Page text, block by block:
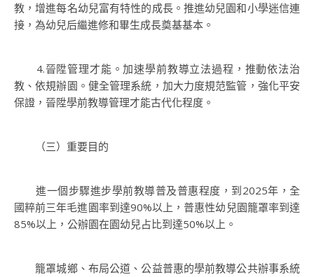
教，增進每名幼兒富有特性的成長。推進幼兒園和小學迷信連
接，為幼兒后繼進修和畢生成長奠基基本。
4.晉陞管理才能。加速學前教導立法過程，推動依法治
教、依規辦園。健全管理系統，加大力度規范監管，強化平安
保證，晉陞學前教導管理才能古代化程度。
（三）重要目的
進一個步驟進步學前教導普及普惠程度，到2025年，全
國粹前三年毛進園率到達90%以上，普惠性幼兒園籠罩率到達
85%以上，公辦園在園幼兒占比到達50%以上。
籠罩城鄉、布局公道、公益普惠的學前教導公共辦事系統